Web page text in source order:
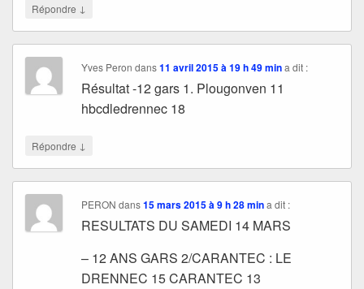
Répondre ↓
Yves Peron dans11 avril 2015 à 19 h 49 min a dit :
Résultat -12 gars 1. Plougonven 11
hbcdledrennec 18
Répondre ↓
PERON dans15 mars 2015 à 9 h 28 min a dit :
RESULTATS DU SAMEDI 14 MARS
– 12 ANS GARS 2/CARANTEC : LE
DRENNEC 15 CARANTEC 13